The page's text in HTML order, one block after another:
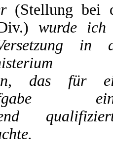
(Stellung bei
wurde ich
in
das für